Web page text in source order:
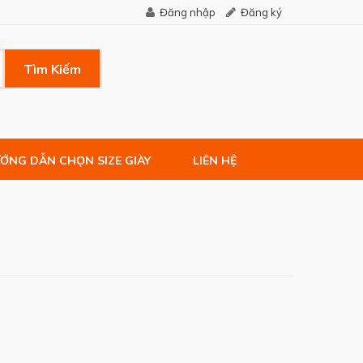
Đăng nhập Đăng ký
Tìm Kiếm
DẪN CHỌN SIZE GIÀY LIÊN HỆ